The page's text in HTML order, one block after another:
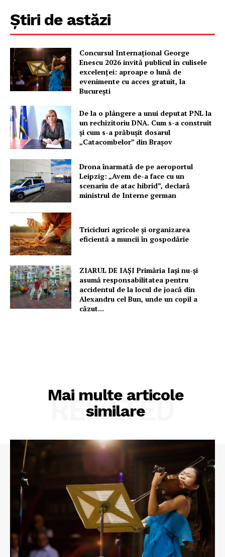
Știri de astăzi
Concursul Internațional George
Enescu 2026 invită publicul în culisele
excelenței: aproape o lună de
evenimente cu acces gratuit, la
București
De la o plângere a unui deputat PNL la
un rechizitoriu DNA. Cum s-a construit
și cum s-a prăbușit dosarul
„Catacombelor” din Brașov
Drona înarmată de pe aeroportul
Leipzig: „Avem de-a face cu un
scenariu de atac hibrid”, declară
ministrul de Interne german
Tricicluri agricole și organizarea
eficientă a muncii în gospodărie
ZIARUL DE IAȘI Primăria Iași nu-și
asumă responsabilitatea pentru
accidentul de la locul de joacă din
Alexandru cel Bun, unde un copil a
căzut...
Mai multe articole
similare
RELATED